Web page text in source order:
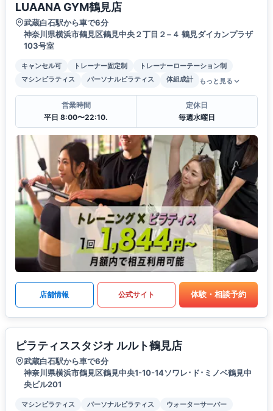
LUAANA GYM鶴見店
武蔵白石駅から車で6分
神奈川県横浜市鶴見区鶴見中央２丁目２−４ 鶴見ダイカンプラザ
103号室
キャンセル可 トレーナー固定制
トレーナーローテーション制
マシンピラティス
パーソナルピラティス 体組成計 もっと見る
営業時間
平日 8:00〜22:10.
定休日
毎週水曜日
店舗情報 公式サイト 体験・相談予約
ピラティススタジオ ルルト鶴見店
武蔵白石駅から車で6分
神奈川県横浜市鶴見区鶴見中央1-10-14ソワレ･ド･ミノベ鶴見中
央ビル201
マシンピラティス パーソナルピラティス
ウォーターサーバー